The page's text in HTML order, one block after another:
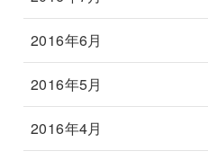
2016年6月
2016年5月
2016年4月